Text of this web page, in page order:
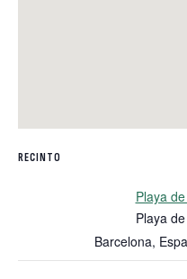
RECINTO
Playa
Playa
Barcelona,